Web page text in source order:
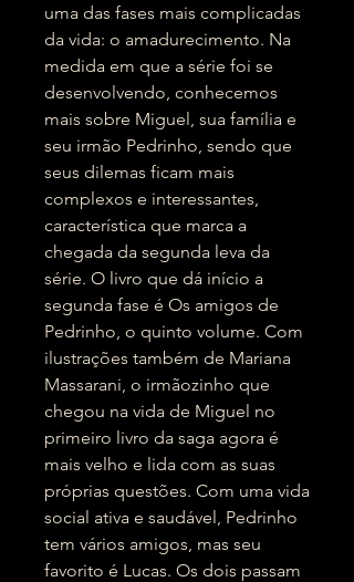
uma das fases mais complicadas
da vida: o amadurecimento. Na
medida em que a série foi se
desenvolvendo, conhecemos
mais sobre Miguel, sua família e
seu irmão Pedrinho, sendo que
seus dilemas ficam mais
complexos e interessantes,
característica que marca a
chegada da segunda leva da
série. O livro que dá início a
segunda fase é Os amigos de
Pedrinho, o quinto volume. Com
ilustrações também de Mariana
Massarani, o irmãozinho que
chegou na vida de Miguel no
primeiro livro da saga agora é
mais velho e lida com as suas
próprias questões. Com uma vida
social ativa e saudável, Pedrinho
tem vários amigos, mas seu
favorito é Lucas. Os dois passam